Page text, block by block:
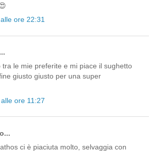
ore 22:31
tra le mie preferite e mi piace il sughetto
giusto giusto per una super
ore 11:27
ci è piaciuta molto, selvaggia con